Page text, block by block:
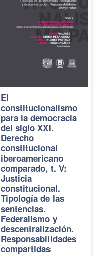
El
constitucionalismo
para la democracia
del siglo XXI.
Derecho
constitucional
iberoamericano
comparado, t. V:
Justicia
constitucional.
Tipología de las
sentencias.
Federalismo y
descentralización.
Responsabilidades
compartidas